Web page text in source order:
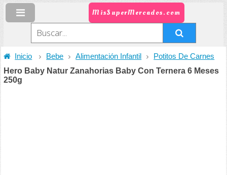
MisSuperMercados.com
Inicio Bebe Alimentación Infantil Potitos De Carnes
Hero Baby Natur Zanahorias Baby Con Ternera 6 Meses
250g